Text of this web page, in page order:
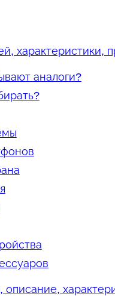
характеристики,
аналоги?